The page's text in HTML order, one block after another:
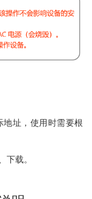
地址，使用时需要根
下载。